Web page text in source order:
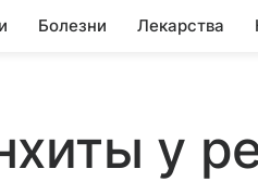
Болезни Лекарства
у